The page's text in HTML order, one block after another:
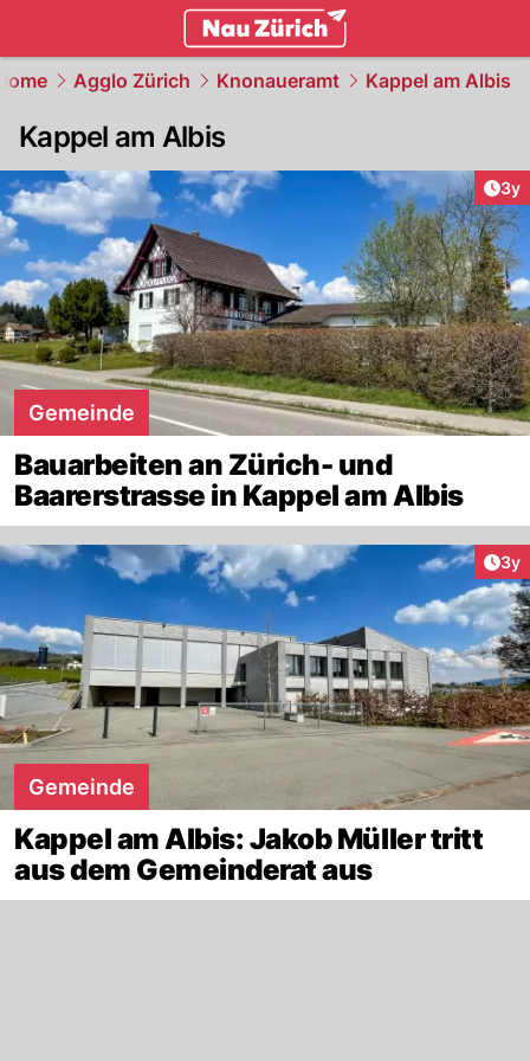
Agglo Zürich Knonaueramt Kappel am Albis
Kappel am Albis
3y
Gemeinde
Bauarbeiten an Zürich- und
Baarerstrasse in Kappel am Albis
3y
Gemeinde
Kappel am Albis: Jakob Müller tritt
aus dem Gemeinderat aus